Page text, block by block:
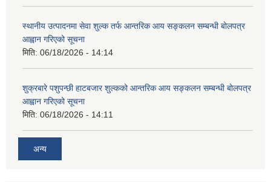
स्थानीय उत्पादनमा सेवा शुल्क तर्फ आन्तरिक आय सङ्कलन सम्बन्धी बोलपत्र
आह्वान गरिएको सूचना
मिति: 06/18/2026 - 14:14
शुक्रबारे पशुपन्छी हाटबजार शुल्कको आन्तरिक आय सङ्कलन सम्बन्धी बोलपत्र
आह्वान गरिएको सूचना
मिति: 06/18/2026 - 14:11
अन्य